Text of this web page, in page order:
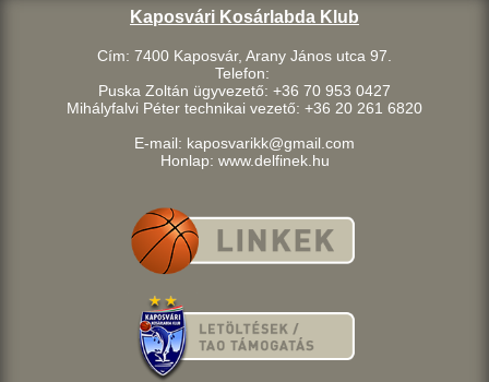
Kaposvári Kosárlabda Klub
Cím: 7400 Kaposvár, Arany János utca 97.
Telefon:
Puska Zoltán ügyvezető: +36 70 953 0427
Mihályfalvi Péter technikai vezető: +36 20 261 6820
E-mail: kaposvarikk@gmail.com
Honlap: www.delfinek.hu